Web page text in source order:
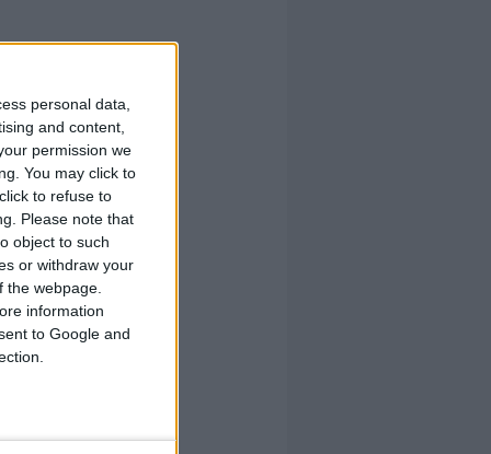
personal data,
and content,
permission we
You may click to
to refuse to
Please note that
object to such
or withdraw your
webpage.
information
to Google and